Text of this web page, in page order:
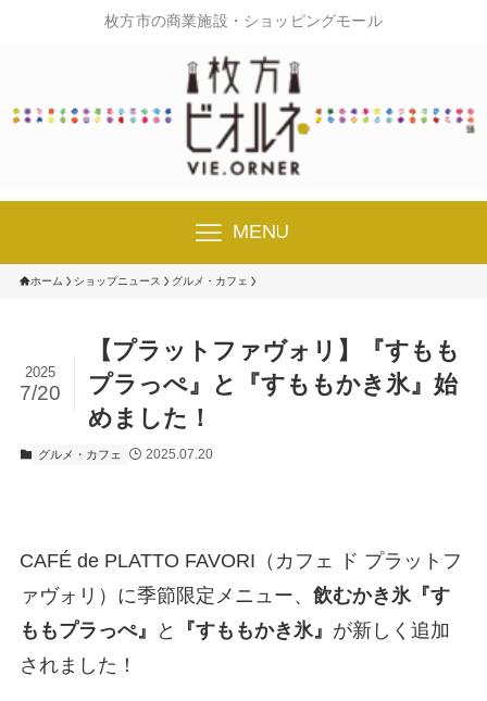
枚方市の商業施設・ショッピングモール
MENU
ホーム ショップニュース グルメ・カフェ
【プラットファヴォリ】『すもも
プラっぺ』と『すももかき氷』始
めました！
2025
7/20
グルメ・カフェ 2025.07.20
CAFÉ de PLATTO FAVORI（カフェ ド プラットフ
ァヴォリ）に季節限定メニュー、 飲むかき氷『す
ももプラっぺ』
と 『すももかき氷』 が新しく追加
されました！